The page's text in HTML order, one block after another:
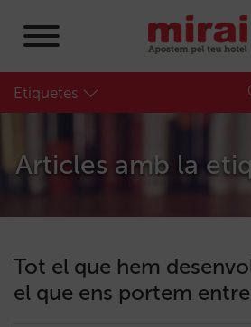
Etiquetes
Articles amb la
Tot el que hem
el que ens portem